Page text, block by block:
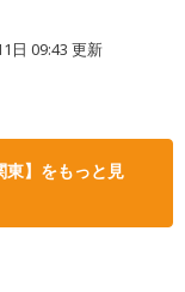
日 09:43 更新
東】をもっと見